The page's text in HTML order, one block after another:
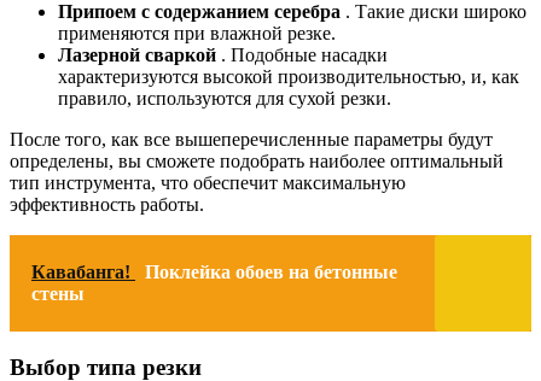
Припоем с содержанием серебра . Такие диски широко
применяются при влажной резке.
Лазерной сваркой . Подобные насадки
характеризуются высокой производительностью, и, как
правило, используются для сухой резки.
После того, как все вышеперечисленные параметры будут
определены, вы сможете подобрать наиболее оптимальный
тип инструмента, что обеспечит максимальную
эффективность работы.
Кавабанга!
Поклейка обоев на бетонные
стены
Выбор типа резки